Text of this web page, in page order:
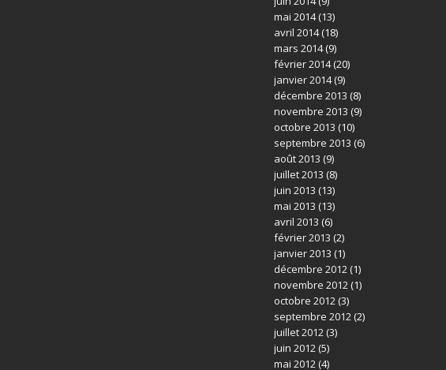
mai 2014(13)
avril 2014(18)
mars 2014(9)
février 2014(20)
janvier 2014(9)
décembre 2013 (8)
novembre 2013 (9)
octobre 2013 (10)
septembre 2013 (6)
août 2013 (9)
juillet 2013 (8)
juin 2013 (13)
mai 2013 (13)
avril 2013 (6)
février 2013 (2)
janvier 2013 (1)
décembre 2012 (1)
novembre 2012 (1)
octobre 2012 (3)
septembre 2012 (2)
juillet 2012 (3)
juin 2012 (5)
mai 2012 (4)